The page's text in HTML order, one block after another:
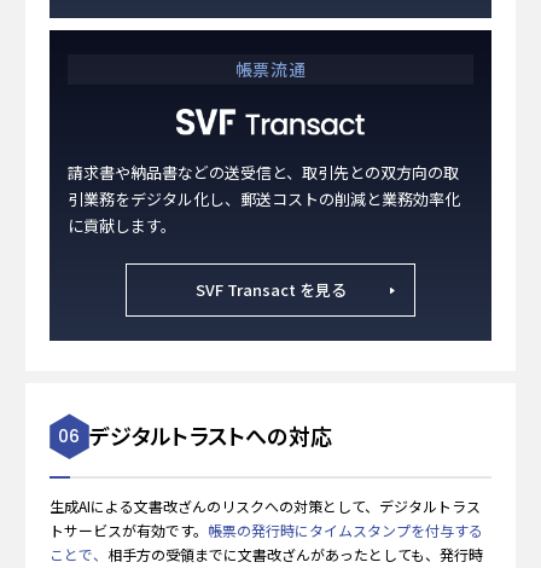
帳票流通
請求書や納品書などの送受信と、取引先との双方向の取
引業務をデジタル化し、郵送コストの削減と業務効率化
に貢献します。
SVF Transact を見る
06 デジタルトラストへの対応
生成AIによる文書改ざんのリスクへの対策として、デジタルトラス
トサービスが有効です。 帳票の発行時にタイム​スタンプを付与する
ことで、 相手方の受領までに文書改ざんがあったとしても、発行時